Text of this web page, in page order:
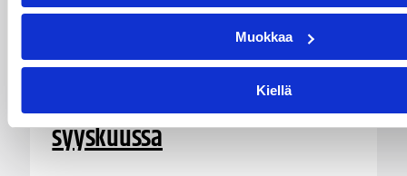
Muokkaa
Kiellä
Stadium-turnaukseen
Tampereelle yli 200 joukkuetta
– juniorikoripallon
suurtapahtuma pelataan
syyskuussa